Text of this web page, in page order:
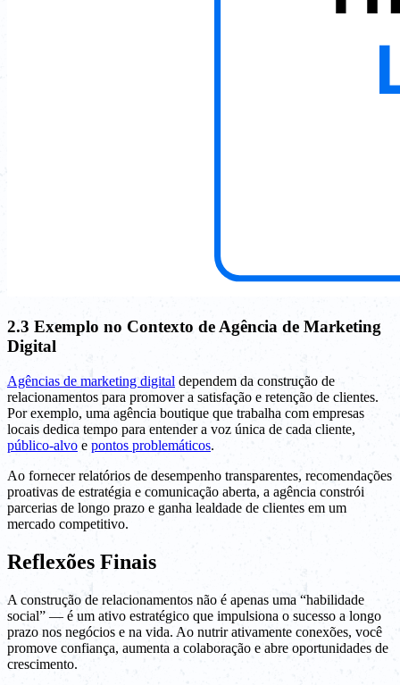
2.3 Exemplo no Contexto de Agência de Marketing
Digital
Agências de marketing digital dependem da construção de
relacionamentos para promover a satisfação e retenção de clientes.
Por exemplo, uma agência boutique que trabalha com empresas
locais dedica tempo para entender a voz única de cada cliente,
público-alvo e pontos problemáticos.
Ao fornecer relatórios de desempenho transparentes, recomendações
proativas de estratégia e comunicação aberta, a agência constrói
parcerias de longo prazo e ganha lealdade de clientes em um
mercado competitivo.
Reflexões Finais
A construção de relacionamentos não é apenas uma “habilidade
social” — é um ativo estratégico que impulsiona o sucesso a longo
prazo nos negócios e na vida. Ao nutrir ativamente conexões, você
promove confiança, aumenta a colaboração e abre oportunidades de
crescimento.